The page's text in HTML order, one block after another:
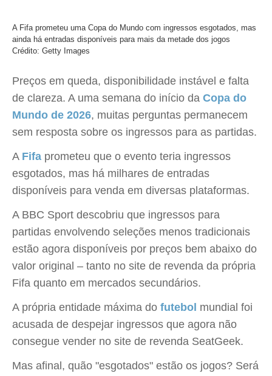
A Fifa prometeu uma Copa do Mundo com ingressos esgotados, mas
ainda há entradas disponíveis para mais da metade dos jogos
Crédito: Getty Images
Preços em queda, disponibilidade instável e falta
de clareza. A uma semana do início da Copa do
Mundo de 2026, muitas perguntas permanecem
sem resposta sobre os ingressos para as partidas.
A Fifa prometeu que o evento teria ingressos
esgotados, mas há milhares de entradas
disponíveis para venda em diversas plataformas.
A BBC Sport descobriu que ingressos para
partidas envolvendo seleções menos tradicionais
estão agora disponíveis por preços bem abaixo do
valor original – tanto no site de revenda da própria
Fifa quanto em mercados secundários.
A própria entidade máxima do futebol mundial foi
acusada de despejar ingressos que agora não
consegue vender no site de revenda SeatGeek.
Mas afinal, quão "esgotados" estão os jogos? Será